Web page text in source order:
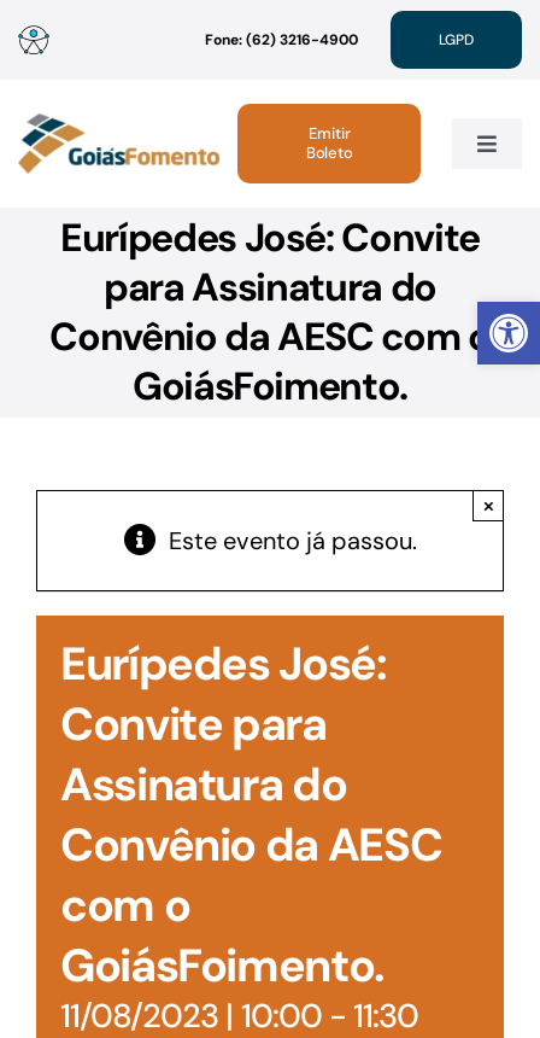
Abrir
para
conteúdo
Fone: (62) 3216-4900 LGPD
Toggle
Institucional
Linhas de Crédito
Atendimento
Acesso à Informação
Emitir
Boleto
Eurípedes José: Convite
para Assinatura do
Convênio da AESC com o
GoiásFoimento.
Este evento já passou.
×
Eurípedes José:
Convite para
Assinatura do
Convênio da AESC
com o
GoiásFoimento.
11/08/2023 | 10:00- 11:30